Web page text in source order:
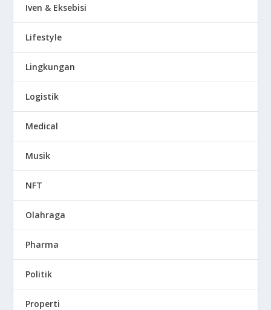
Iven & Eksebisi
Lifestyle
Lingkungan
Logistik
Medical
Musik
NFT
Olahraga
Pharma
Politik
Properti